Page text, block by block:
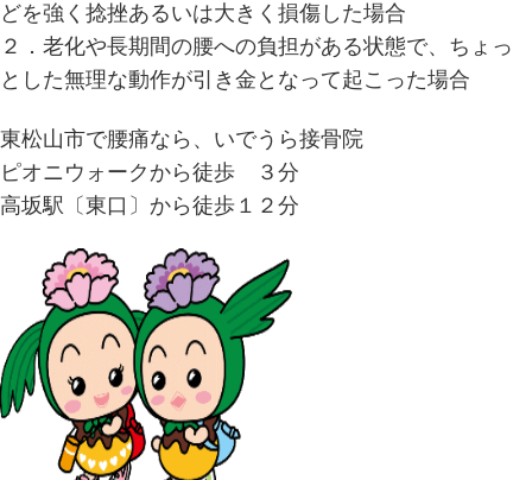
どを強く捻挫あるいは大きく損傷した場合
２．老化や長期間の腰への負担がある状態で、ちょっ
とした無理な動作が引き金となって起こった場合
東松山市で腰痛なら、いでうら接骨院
ピオニウォークから徒歩 ３分
高坂駅〔東口〕から徒歩１２分